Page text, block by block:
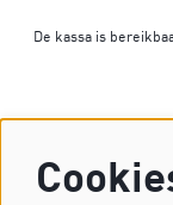
De kassa is
Heb je vragen?